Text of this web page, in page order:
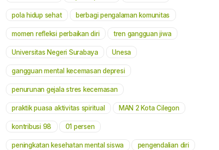
pola hidup sehat berbagi pengalaman komunitas
momen refleksi perbaikan diri tren gangguan jiwa
Universitas Negeri Surabaya Unesa
gangguan mental kecemasan depresi
penurunan gejala stres kecemasan
praktik puasa aktivitas spiritual MAN 2 Kota Cilegon
kontribusi 98 01 persen
peningkatan kesehatan mental siswa pengendalian diri